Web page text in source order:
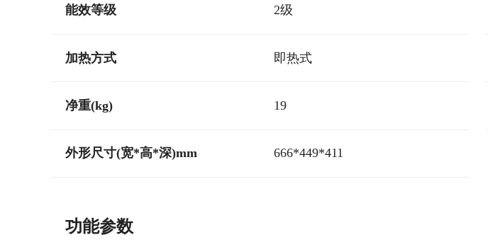
能效等级 2级
加热方式 即热式
净重(kg) 19
外形尺寸(宽*高*深)mm 666*449*411
功能参数